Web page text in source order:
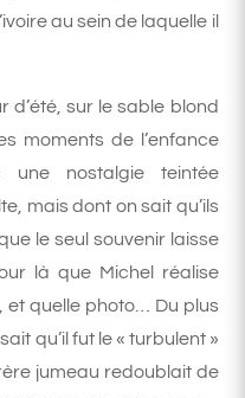
au sein de laquelle il
d’été, sur le sable blond
moments de l’enfance
nostalgie teintée
mais dont on sait qu’ils
le seul souvenir laisse
là que Michel réalise
et quelle photo… Du plus
qu’il fut le « turbulent »
jumeau redoublait de